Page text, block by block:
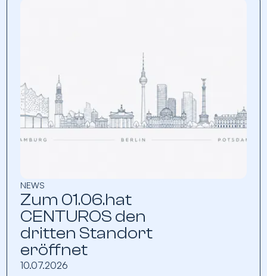
NEWS
Zum 01.06.hat
CENTUROS den
dritten Standort
eröffnet
10.07.2026